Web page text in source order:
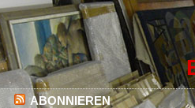
ABONNIEREN